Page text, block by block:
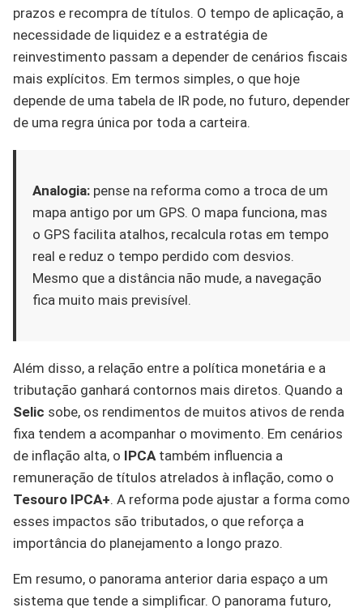
prazos e recompra de títulos. O tempo de aplicação, a
necessidade de liquidez e a estratégia de
reinvestimento passam a depender de cenários fiscais
mais explícitos. Em termos simples, o que hoje
depende de uma tabela de IR pode, no futuro, depender
de uma regra única por toda a carteira.
Analogia: pense na reforma como a troca de um
mapa antigo por um GPS. O mapa funciona, mas
o GPS facilita atalhos, recalcula rotas em tempo
real e reduz o tempo perdido com desvios.
Mesmo que a distância não mude, a navegação
fica muito mais previsível.
Além disso, a relação entre a política monetária e a
tributação ganhará contornos mais diretos. Quando a
Selic sobe, os rendimentos de muitos ativos de renda
fixa tendem a acompanhar o movimento. Em cenários
de inflação alta, o IPCA também influencia a
remuneração de títulos atrelados à inflação, como o
Tesouro IPCA+. A reforma pode ajustar a forma como
esses impactos são tributados, o que reforça a
importância do planejamento a longo prazo.
Em resumo, o panorama anterior daria espaço a um
sistema que tende a simplificar. O panorama futuro,